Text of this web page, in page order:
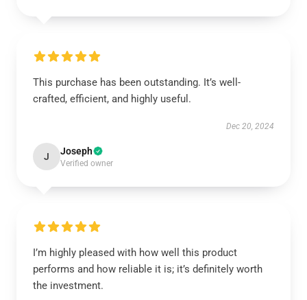
This purchase has been outstanding. It’s well-
crafted, efficient, and highly useful.
Dec 20, 2024
J Joseph
Verified owner
I’m highly pleased with how well this product
performs and how reliable it is; it’s definitely worth
the investment.